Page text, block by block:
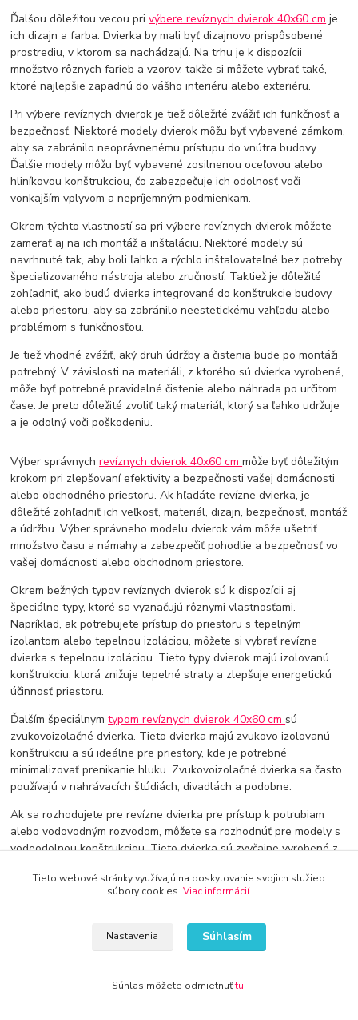
Ďalšou dôležitou vecou privýbere revíznych dvierok 40x60 cm je
ich dizajn a farba. Dvierka by mali byť dizajnovo prispôsobené
prostrediu, v ktorom sa nachádzajú. Na trhu je k dispozícii
množstvo rôznych farieb a vzorov, takže si môžete vybrať také,
ktoré najlepšie zapadnú do vášho interiéru alebo exteriéru.
Pri výbere revíznych dvierok je tiež dôležité zvážiť ich funkčnosť a
bezpečnosť. Niektoré modely dvierok môžu byť vybavené zámkom,
aby sa zabránilo neoprávnenému prístupu do vnútra budovy.
Ďalšie modely môžu byť vybavené zosilnenou oceľovou alebo
hliníkovou konštrukciou, čo zabezpečuje ich odolnosť voči
vonkajším vplyvom a nepríjemným podmienkam.
Okrem týchto vlastností sa pri výbere revíznych dvierok môžete
zamerať aj na ich montáž a inštaláciu. Niektoré modely sú
navrhnuté tak, aby boli ľahko a rýchlo inštalovateľné bez potreby
špecializovaného nástroja alebo zručností. Taktiež je dôležité
zohľadniť, ako budú dvierka integrované do konštrukcie budovy
alebo priestoru, aby sa zabránilo neestetickému vzhľadu alebo
problémom s funkčnosťou.
Je tiež vhodné zvážiť, aký druh údržby a čistenia bude po montáži
potrebný. V závislosti na materiáli, z ktorého sú dvierka vyrobené,
môže byť potrebné pravidelné čistenie alebo náhrada po určitom
čase. Je preto dôležité zvoliť taký materiál, ktorý sa ľahko udržuje
a je odolný voči poškodeniu.
Výber správnychrevíznych dvierok 40x60 cmmôže byť dôležitým
krokom pri zlepšovaní efektivity a bezpečnosti vašej domácnosti
alebo obchodného priestoru. Ak hľadáte revízne dvierka, je
dôležité zohľadniť ich veľkosť, materiál, dizajn, bezpečnosť, montáž
a údržbu. Výber správneho modelu dvierok vám môže ušetriť
množstvo času a námahy a zabezpečiť pohodlie a bezpečnosť vo
vašej domácnosti alebo obchodnom priestore.
Okrem bežných typov revíznych dvierok sú k dispozícii aj
špeciálne typy, ktoré sa vyznačujú rôznymi vlastnosťami.
Napríklad, ak potrebujete prístup do priestoru s tepelným
izolantom alebo tepelnou izoláciou, môžete si vybrať revízne
dvierka s tepelnou izoláciou. Tieto typy dvierok majú izolovanú
konštrukciu, ktorá znižuje tepelné straty a zlepšuje energetickú
účinnosť priestoru.
Ďalším špeciálnymtypom revíznych dvierok 40x60 cm sú
zvukovoizolačné dvierka. Tieto dvierka majú zvukovo izolovanú
konštrukciu a sú ideálne pre priestory, kde je potrebné
minimalizovať prenikanie hluku. Zvukovoizolačné dvierka sa často
používajú v nahrávacích štúdiách, divadlách a podobne.
Ak sa rozhodujete pre revízne dvierka pre prístup k potrubiam
alebo vodovodným rozvodom, môžete sa rozhodnúť pre modely s
vodeodolnou konštrukciou. Tieto dvierka sú zvyčajne vyrobené z
zaručuje ich dlhú životnosť aj v zvlášť vlhkých podmienkach.
rôznych typov otvárania, ako sú otváracie dvierka, ktoré sa
otvárajú dovnútra, alebo výklopné dvierka, ktoré sa otvárajú
preferencií a od toho, aký druh prístupu potrebujete.
Tieto webové stránky využívajú na poskytovanie svojich služieb
súbory cookies. Viac informácií.
Nastavenia Súhlasím
Súhlas môžete odmietnuťtu.